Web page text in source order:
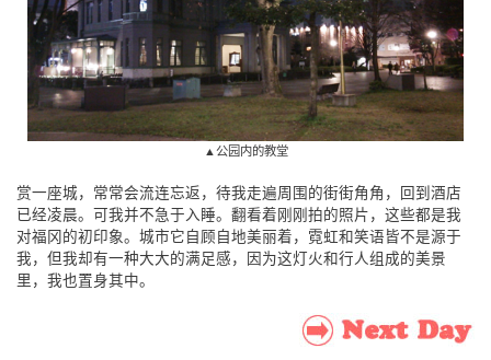
▲公园内的教堂
赏一座城，常常会流连忘返，待我走遍周围的街街角角，回到酒店
已经凌晨。可我并不急于入睡。翻看着刚刚拍的照片，这些都是我
对福冈的初印象。城市它自顾自地美丽着，霓虹和笑语皆不是源于
我，但我却有一种大大的满足感，因为这灯火和行人组成的美景
里，我也置身其中。